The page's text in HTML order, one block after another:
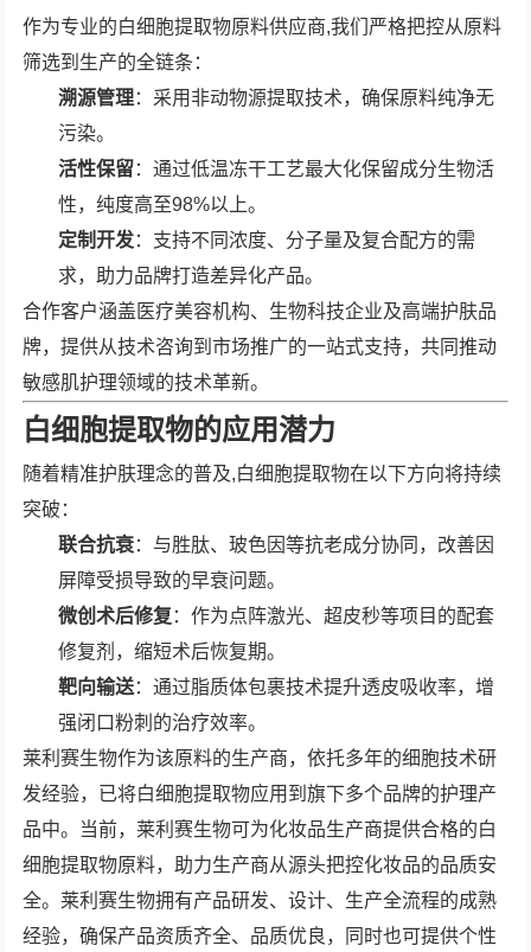
作为专业的白细胞提取物原料供应商,我们严格把控从原料
筛选到生产的全链条：
溯源管理：采用非动物源提取技术，确保原料纯净无
污染。
活性保留：通过低温冻干工艺最大化保留成分生物活
性，纯度高至98%以上。
定制开发：支持不同浓度、分子量及复合配方的需
求，助力品牌打造差异化产品。
合作客户涵盖医疗美容机构、生物科技企业及高端护肤品
牌，提供从技术咨询到市场推广的一站式支持，共同推动
敏感肌护理领域的技术革新。
白细胞提取物的应用潜力
随着精准护肤理念的普及,白细胞提取物在以下方向将持续
突破：
联合抗衰：与胜肽、玻色因等抗老成分协同，改善因
屏障受损导致的早衰问题。
微创术后修复 ：作为点阵激光、超皮秒等项目的配套
修复剂，缩短术后恢复期。
靶向输送：通过脂质体包裹技术提升透皮吸收率，增
强闭口粉刺的治疗效率。
莱利赛生物作为该原料的生产商，依托多年的细胞技术研
发经验，已将白细胞提取物应用到旗下多个品牌的护理产
品中。当前，莱利赛生物可为化妆品生产商提供合格的白
细胞提取物原料，助力生产商从源头把控化妆品的品质安
全。莱利赛生物拥有产品研发、设计、生产全流程的成熟
经验，确保产品资质齐全、品质优良，同时也可提供个性